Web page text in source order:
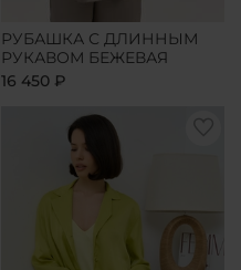
РУБАШКА С ДЛИННЫМ
РУКАВОМ БЕЖЕВАЯ
16 450 ₽